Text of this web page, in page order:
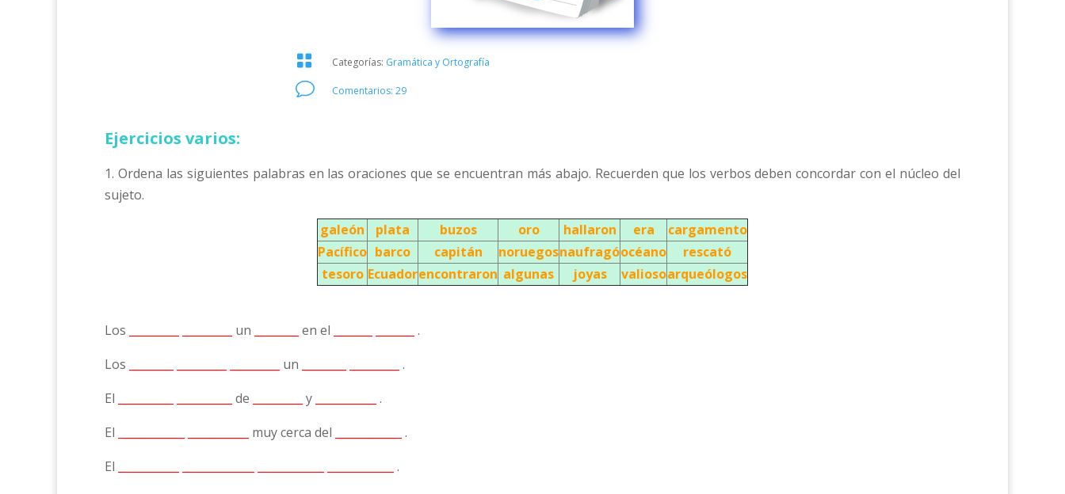
 Categorías: Gramática y Ortografía
v Comentarios: 29
Ejercicios varios:
1. Ordena las siguientes palabras en las oraciones que se encuentran más abajo. Recuerden que los verbos deben concordar con el núcleo del
sujeto.
galeón
plata buzos oro hallaron era
cargamento
Pacífico barco capitán noruegosnaufragóocéano
rescató
tesoro Ecuadorencontraron algunas joyas valiosoarqueólogos
Los un en el
.
Los
un
.
El
de y
.
El
muy cerca del
.
El
.